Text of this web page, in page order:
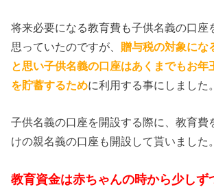
将来必要になる教育費も子供名義の口座
思っていたのですが、 贈与税の対象にな
と思い子供名義の口座はあくまでもお年
を貯蓄するために利用する事にしました。
子供名義の口座を開設する際に、教育費
けの親名義の口座も開設して貰いました。
教育資金は赤ちゃんの時から少しず